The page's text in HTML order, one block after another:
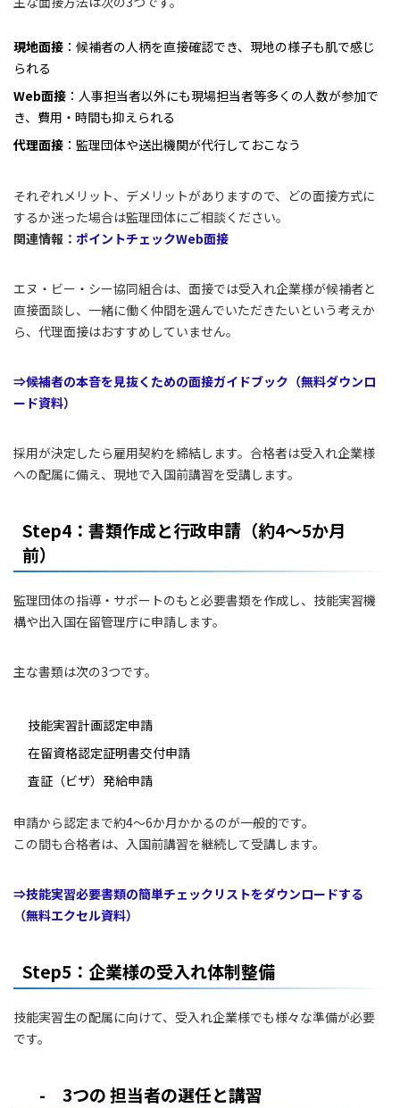
現地面接 ：候補者の人柄を直接確認でき、現地の様子も肌で感じ
られる
Web面接 ：人事担当者以外にも現場担当者等多くの人数が参加で
き、費用・時間も抑えられる
代理面接 ：監理団体や送出機関が代行しておこなう
それぞれメリット、デメリットがありますので、どの面接方式に
するか迷った場合は監理団体にご相談ください。
関連情報： ポイントチェックWeb面接
エヌ・ビー・シー協同組合は、面接では受入れ企業様が候補者と
直接面談し、一緒に働く仲間を選んでいただきたいという考えか
ら、代理面接はおすすめしていません。
⇒候補者の本音を見抜くための面接ガイドブック（無料ダウンロ
ード資料）
採用が決定したら雇用契約を締結します。合格者は受入れ企業様
への配属に備え、現地で入国前講習を受講します。
Step4：書類作成と行政申請（約4〜5か月
前）
監理団体の指導・サポートのもと必要書類を作成し、技能実習機
構や出入国在留管理庁に申請します。
主な書類は次の3つです。
技能実習計画認定申請
在留資格認定証明書交付申請
査証（ビザ）発給申請
申請から認定まで約4〜6か月かかるのが一般的です。
この間も合格者は、入国前講習を継続して受講します。
⇒技能実習必要書類の簡単チェックリストをダウンロードする
（無料エクセル資料）
Step5：企業様の受入れ体制整備
技能実習生の配属に向けて、受入れ企業様でも様々な準備が必要
です。
- 3つの 担当者の選任と講習